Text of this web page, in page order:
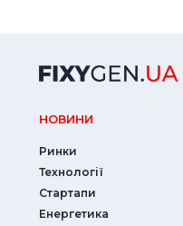
НОВИНИ
Ринки
Технології
Стартапи
Енергетика